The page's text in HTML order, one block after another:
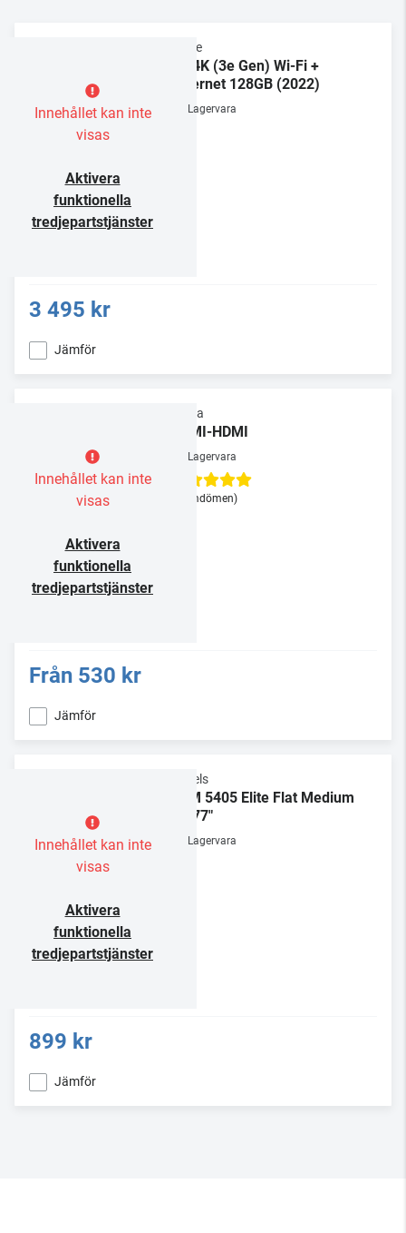
Innehållet kan inte
visas
Aktivera
funktionella
tredjepartstjänster
Apple
TV 4K (3e Gen) Wi-Fi +
Ethernet 128GB (2022)
Lagervara
3 495 kr
Jämför
Innehållet kan inte
visas
Aktivera
funktionella
tredjepartstjänster
Supra
HDMI-HDMI
Lagervara
(3 omdömen)
Från 530 kr
Jämför
Innehållet kan inte
visas
Aktivera
funktionella
tredjepartstjänster
Vogels
TVM 5405 Elite Flat Medium
32-77"
Lagervara
899 kr
Jämför